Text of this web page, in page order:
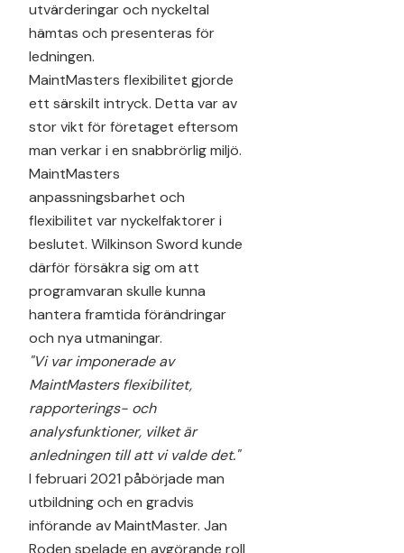
utvärderingar och nyckeltal
hämtas och presenteras för
ledningen.
MaintMasters flexibilitet gjorde
ett särskilt intryck. Detta var av
stor vikt för företaget eftersom
man verkar i en snabbrörlig miljö.
MaintMasters
anpassningsbarhet och
flexibilitet var nyckelfaktorer i
beslutet. Wilkinson Sword kunde
därför försäkra sig om att
programvaran skulle kunna
hantera framtida förändringar
och nya utmaningar.
"Vi var imponerade av
MaintMasters flexibilitet,
rapporterings- och
analysfunktioner, vilket är
anledningen till att vi valde det."
I februari 2021 påbörjade man
utbildning och en gradvis
införande av MaintMaster. Jan
Roden spelade en avgörande roll